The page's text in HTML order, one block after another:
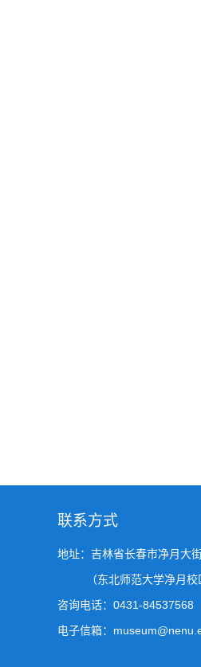
联系方式
地址：吉林省长春市净月大
（东北师范大学净月校区
咨询电话：0431-84537568
电子信箱：